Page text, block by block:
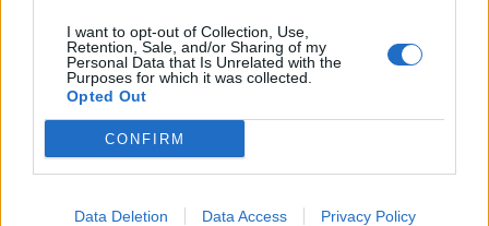
I want to opt-out of Collection, Use,
Retention, Sale, and/or Sharing of my
Personal Data that Is Unrelated with the
Purposes for which it was collected.
Opted Out
CONFIRM
Data Deletion Data Access Privacy Policy